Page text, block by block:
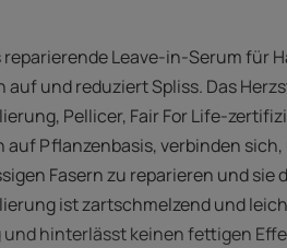
reparierende Leave-in-Serum für
auf und reduziert Spliss. Das
Pellicer, Fair For Life-
auf Pflanzenbasis, verbinden
Fasern zu reparieren und
ist zartschmelzend und
und hinterlässt keinen fettigen